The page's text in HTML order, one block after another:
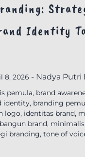
Identity
8, 2026 - Nadya Putri
pemula, brand
identity, branding
logo, identitas brand,
brand,
branding, tone of